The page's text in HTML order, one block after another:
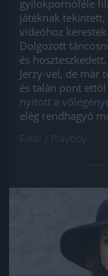
gyilokpornóféle
játéknak tekintett,
videóhoz
Dolgozott
és
Jerzy-vel, de már
és talán pont
nyitott a
elég rendhagyó